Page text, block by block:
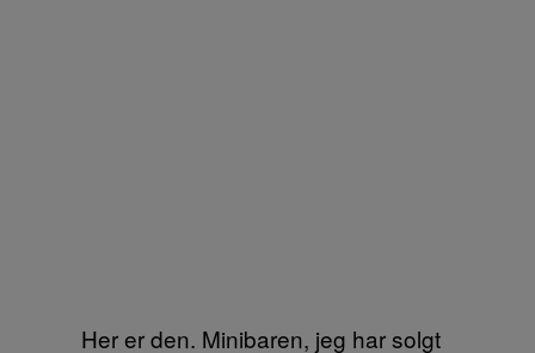
Her er den. Minibaren, jeg har solgt